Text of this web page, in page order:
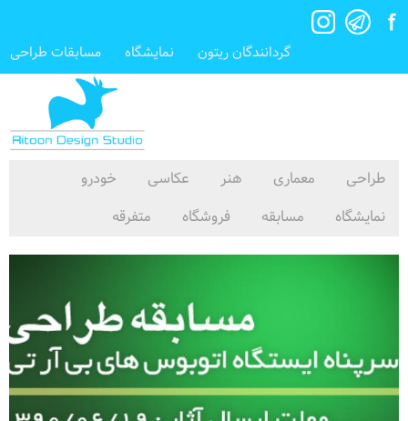
گردانندگان ریتون نمایشگاه مسابقات طراحی
طراحی معماری هنر عکاسی
خودرو
نمایشگاه
مسابقه فروشگاه متفرقه